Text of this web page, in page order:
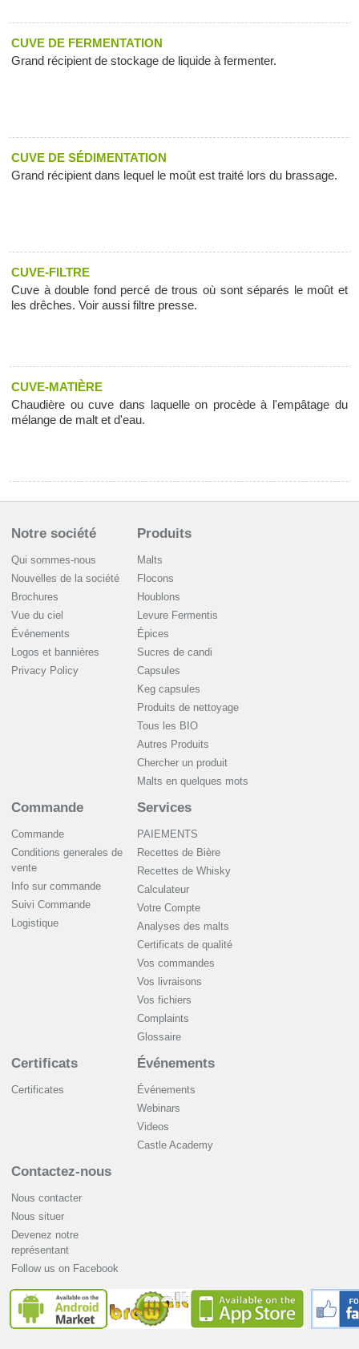
CUVE DE FERMENTATION
Grand récipient de stockage de liquide à fermenter.
CUVE DE SÉDIMENTATION
Grand récipient dans lequel le moût est traité lors du brassage.
CUVE-FILTRE
Cuve à double fond percé de trous où sont séparés le moût et
les drêches. Voir aussi filtre presse.
CUVE-MATIÈRE
Chaudière ou cuve dans laquelle on procède à l'empâtage du
mélange de malt et d'eau.
Notre société
Qui sommes-nous
Nouvelles de la société
Brochures
Vue du ciel
Événements
Logos et bannières
Privacy Policy
Produits
Malts
Flocons
Houblons
Levure Fermentis
Épices
Sucres de candi
Capsules
Keg capsules
Produits de nettoyage
Tous les BIO
Autres Produits
Chercher un produit
Malts en quelques mots
Commande
Commande
Conditions generales de
vente
Info sur commande
Suivi Commande
Logistique
Services
PAIEMENTS
Recettes de Bière
Recettes de Whisky
Сalculateur
Votre Compte
Analyses des malts
Certificats de qualité
Vos commandes
Vos livraisons
Vos fichiers
Complaints
Glossaire
Certificats
Certificates
Événements
Événements
Webinars
Videos
Castle Academy
Contactez-nous
Nous contacter
Nous situer
Devenez notre
représentant
Follow us on Facebook